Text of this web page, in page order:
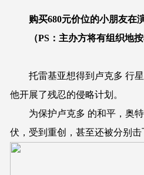
购买680元价位的小朋友在
（PS：主办方将有组织地按
托雷基亚想得到卢克多 行星
他开展了残忍的侵略计划。
为保护卢克多 的和平，奥特
伏，受到重创，甚至还被分别